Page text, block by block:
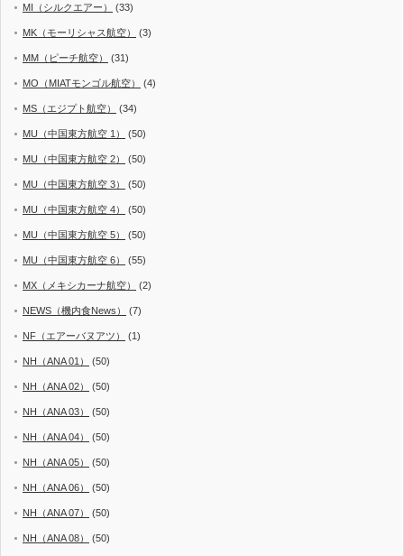
MI（シルクエアー） (33)
MK（モーリシャス航空） (3)
MM（ピーチ航空） (31)
MO（MIATモンゴル航空） (4)
MS（エジプト航空） (34)
MU（中国東方航空 1） (50)
MU（中国東方航空 2） (50)
MU（中国東方航空 3） (50)
MU（中国東方航空 4） (50)
MU（中国東方航空 5） (50)
MU（中国東方航空 6） (55)
MX（メキシカーナ航空） (2)
NEWS（機内食News） (7)
NF（エアーバヌアツ） (1)
NH（ANA 01） (50)
NH（ANA 02） (50)
NH（ANA 03） (50)
NH（ANA 04） (50)
NH（ANA 05） (50)
NH（ANA 06） (50)
NH（ANA 07） (50)
NH（ANA 08） (50)